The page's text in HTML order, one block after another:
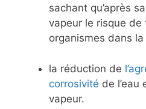
sachant qu’après
vapeur le risque
organismes dans
la réduction de
corrosivité de l’eau
vapeur.